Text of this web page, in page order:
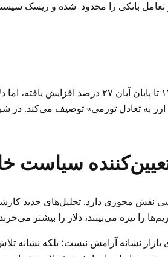
بانکی را محدود شده و ریسک
ارز به تعادل تورمی» توصیف می‌کند.
سیاست
نقش محوری دارد. تحلیل‌های جدید
را تیره می‌بینند، دلار را بیشتر
بازار نشانه آرامش نیست؛ بلکه